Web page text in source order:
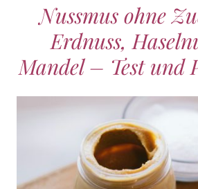
Nussmus ohne
Erdnuss,
Mandel – Test und